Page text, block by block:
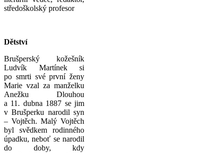
středoškolský profesor
Dětství
Brušperský kožešník
Ludvík Martínek si
po smrti své první ženy
Marie vzal za manželku
Anežku Dlouhou
a 11. dubna 1887 se jim
v Brušperku narodil syn
– Vojtěch. Malý Vojtěch
byl svědkem rodinného
úpadku, neboť se narodil
do doby, kdy